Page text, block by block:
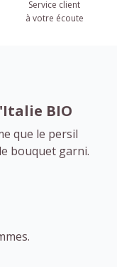
Service client
à votre écoute
BIO
que le persil
bouquet garni.